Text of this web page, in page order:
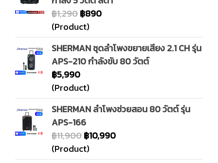
฿1,290฿890
(Product)
SHERMAN ชุดลำโพงขยายเสียง 2.1 CH รุ่น
APS-210 กำลังขับ 80 วัตต์
฿5,990
(Product)
SHERMAN ลำโพงช่วยสอน 80 วัตต์ รุ่น
APS-166
฿11,900฿10,990
(Product)